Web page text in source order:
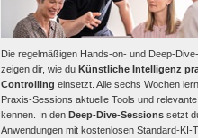
Die regelmäßigen Hands-on- und Deep-
zeigen dir, wie du Künstliche Intelligenz
Controlling einsetzt. Alle sechs Wochen
Praxis-Sessions aktuelle Tools und
kennen. In den Deep-Dive-Sessionssetzt
Anwendungen mit kostenlosen Standard-KI-